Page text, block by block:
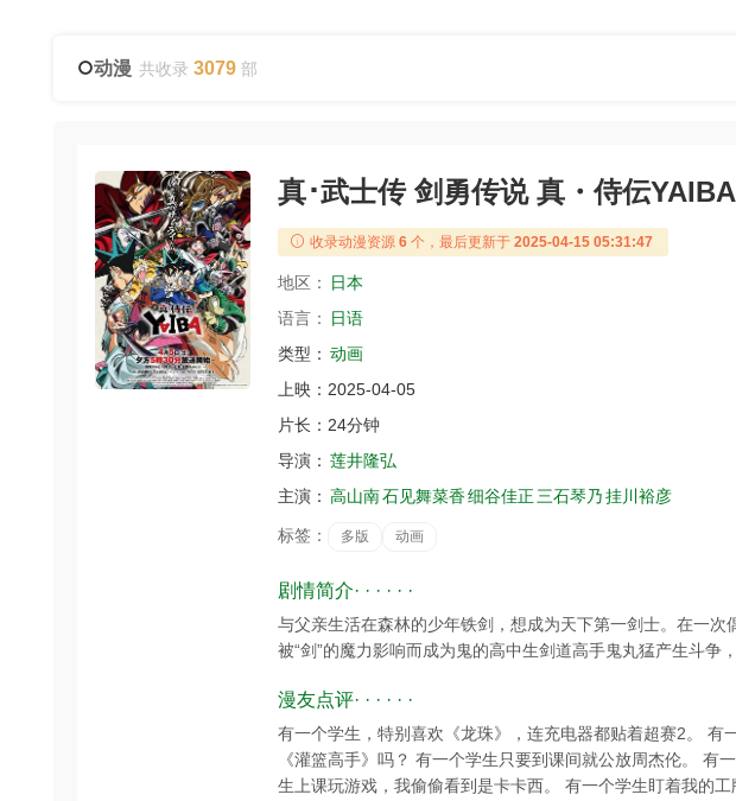
动漫 共收录3079 部
真･武士传 剑勇传说 真・侍伝YAIBA
收录动漫资源 6 个，最后更新于 2025-04-15 05:31:47
地区：
日本
语言：
日语
类型： 动画
上映： 2025-04-05
片长： 24分钟
导演： 莲井隆弘
主演： 高山南石见舞菜香细谷佳正 三石琴乃挂川裕彦
标签： 多版 动画
剧情简介· · · · · ·
与父亲生活在森林的少年铁剑，想成为天下第一剑士。在一
被“剑”的魔力影响而成为鬼的高中生剑道高手鬼丸猛产生斗争，
漫友点评· · · · · ·
有一个学生，特别喜欢《龙珠》，连充电器都贴着超赛2。 有
《灌篮高手》吗？ 有一个学生只要到课间就公放周杰伦。 有
生上课玩游戏，我偷偷看到是卡卡西。 有一个学生盯着我的